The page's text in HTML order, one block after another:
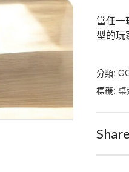
當任一
型的玩
分類:
標籤: 桌
Share